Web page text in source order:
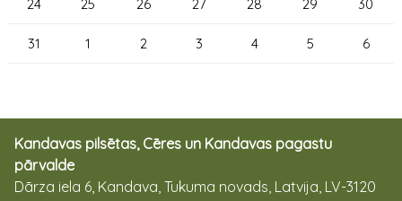
24 25 26 27 28 29 30
31 1 2 3 4 5 6
Kandavas pilsētas, Cēres un Kandavas pagastu
pārvalde
Dārza iela 6, Kandava, Tukuma novads, Latvija, LV-3120